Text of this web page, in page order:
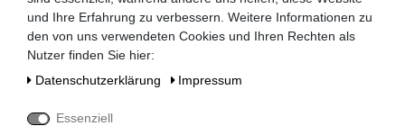
Siemens HiPath 3000 Telefonanlagen
Siemens HiPath 3350 / 3550
Siemens HiPath 3800
und Ihre Erfahrung zu verbessern. Weitere Informationen zu
den von uns verwendeten Cookies und Ihren Rechten als
Nutzer finden Sie hier:
Daten­schutz­erklärung
Impressum
Essenziell